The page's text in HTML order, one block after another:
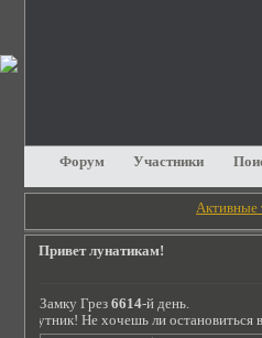
Форум Участники
Активные
Привет лунатикам!
Замку Грез6614-й день.
путник! Не хочешь ли остановиться